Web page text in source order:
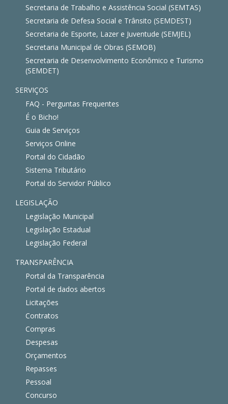
Secretaria de Trabalho e Assistência Social (SEMTAS)
Secretaria de Defesa Social e Trânsito (SEMDEST)
Secretaria de Esporte, Lazer e Juventude (SEMJEL)
Secretaria Municipal de Obras (SEMOB)
Secretaria de Desenvolvimento Econômico e Turismo
(SEMDET)
SERVIÇOS
FAQ - Perguntas Frequentes
É o Bicho!
Guia de Serviços
Serviços Online
Portal do Cidadão
Sistema Tributário
Portal do Servidor Público
LEGISLAÇÃO
Legislação Municipal
Legislação Estadual
Legislação Federal
TRANSPARÊNCIA
Portal da Transparência
Portal de dados abertos
Licitações
Contratos
Compras
Despesas
Orçamentos
Repasses
Pessoal
Concurso